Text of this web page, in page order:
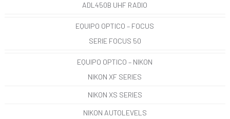
ADL450B UHF RADIO
EQUIPO OPTICO – FOCUS
SERIE FOCUS 50
EQUIPO OPTICO – NIKON
NIKON XF SERIES
NIKON XS SERIES
NIKON AUTOLEVELS